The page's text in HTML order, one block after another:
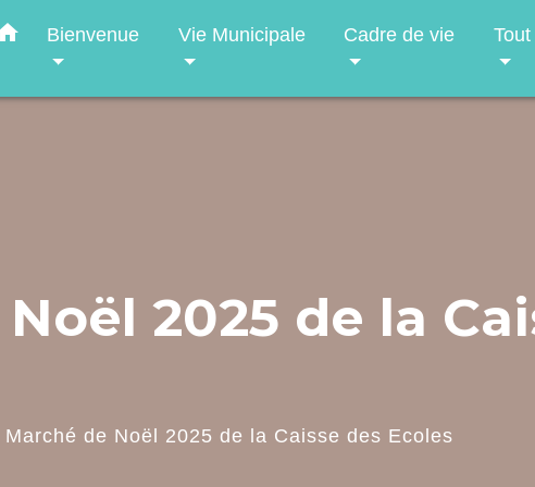
Bienvenue Vie Municipale Cadre de vie
2025 de la
Marché de Noël 2025 de la Caisse des Ecoles